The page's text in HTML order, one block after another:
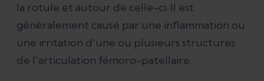
Quelle est la durée de rééducation
habituelle en cas de syndrome
fémoro-patellaire ?
la rotule et autour de celle-ci. Il est
généralement causé par une inflammation ou
une irritation d'une ou plusieurs structures
de l'articulation fémoro-patellaire.